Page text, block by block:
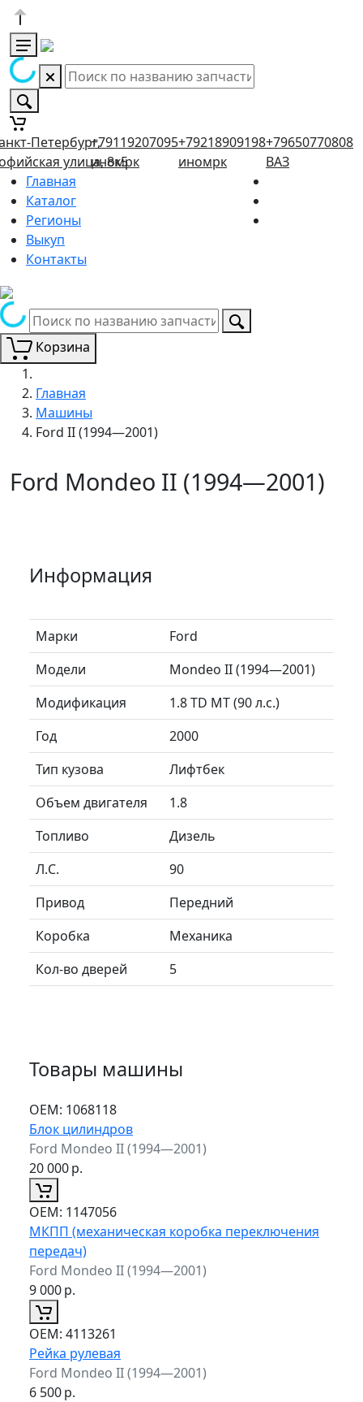
Петербург,
улица, 8к5
+79119207095
иномрк
+79218909198
иномрк
+79650770808
ВАЗ
Главная
Каталог
Регионы
Выкуп
Контакты
Корзина
Главная
Машины
Ford II (1994—2001)
Ford Mondeo II (1994—2001)
Информация
Марки
Ford
Модели
Mondeo II (1994—2001)
Модификация
1.8 TD MT (90 л.с.)
Год
2000
Тип кузова
Лифтбек
Объем двигателя
1.8
Топливо
Дизель
Л.C.
90
Привод
Передний
Коробка
Механика
Кол-во дверей
5
Товары машины
ОЕМ: 1068118
Блок цилиндров
Ford Mondeo II (1994—2001)
20 000р.
ОЕМ: 1147056
МКПП (механическая коробка переключения
передач)
Ford Mondeo II (1994—2001)
9 000р.
ОЕМ: 4113261
Рейка рулевая
Ford Mondeo II (1994—2001)
6 500р.